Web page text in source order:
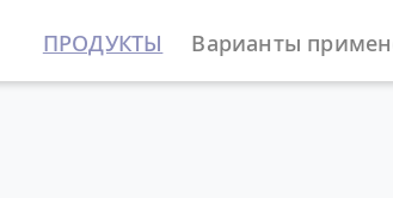
ПРОДУКТЫ Варианты
устройства Принадлежности